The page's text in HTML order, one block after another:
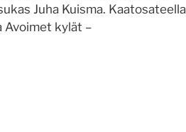
Juha Kuisma. Kaatosateella
Avoimet kylät –